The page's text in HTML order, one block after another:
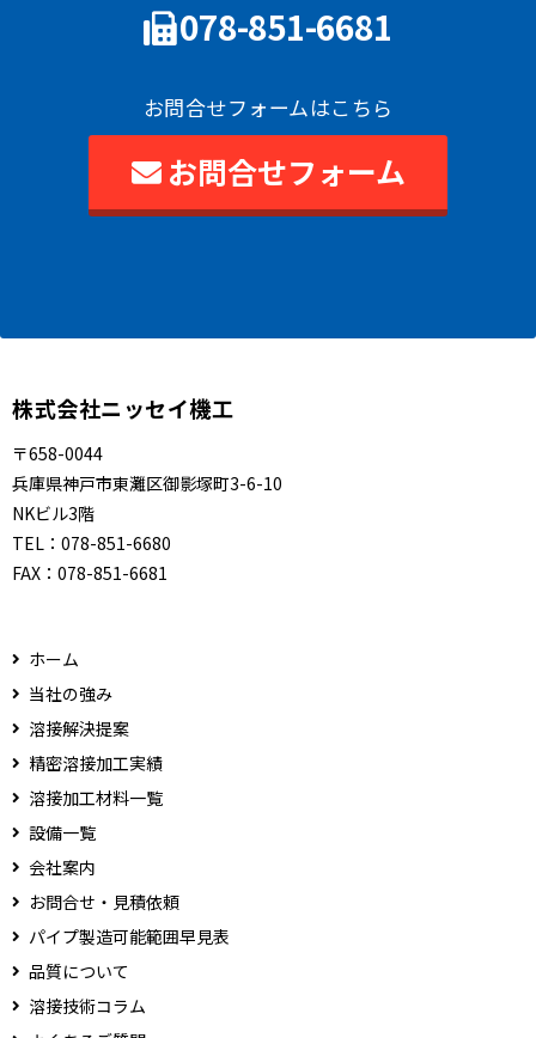
078-851-6681
お問合せフォームはこちら
お問合せフォーム
株式会社ニッセイ機工
〒658-0044
兵庫県神戸市東灘区御影塚町3-6-10
NKビル3階
TEL： 078-851-6680
FAX： 078-851-6681
ホーム
当社の強み
溶接解決提案
精密溶接加工実績
溶接加工材料一覧
設備一覧
会社案内
お問合せ・見積依頼
パイプ製造可能範囲早見表
品質について
溶接技術コラム